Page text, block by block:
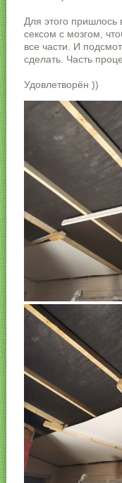
Для этого пришлось
сексом с мозгом,
все части. И
сделать. Часть
Удовлетворён ))